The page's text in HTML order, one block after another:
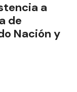
a
de
Nación y